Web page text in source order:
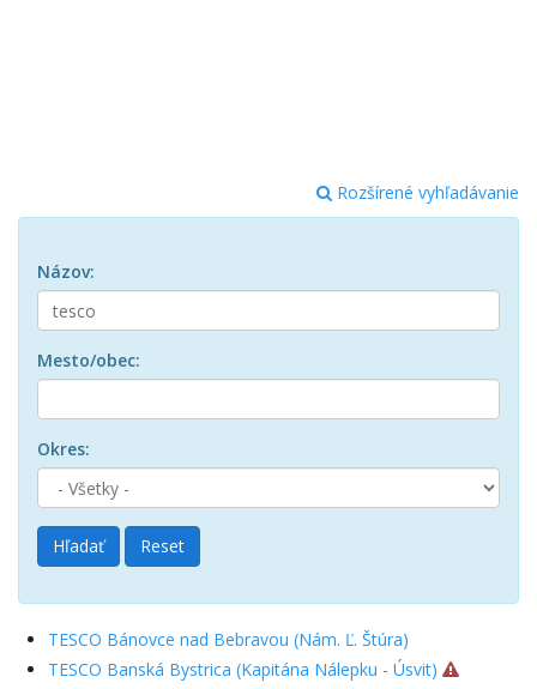
Rozšírené vyhľadávanie
Názov:
Mesto/obec:
Okres:
Hľadať Reset
TESCO Bánovce nad Bebravou (Nám. Ľ. Štúra)
TESCO Banská Bystrica (Kapitána Nálepku - Úsvit)